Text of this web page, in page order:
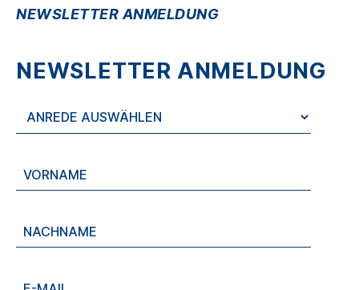
NEWSLETTER ANMELDUNG
NEWSLETTER ANMELDUNG